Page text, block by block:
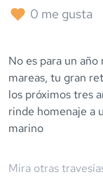
0 me gusta
No es para un año
mareas, tu gran
los próximos tres
rinde homenaje a
marino
Mira otras